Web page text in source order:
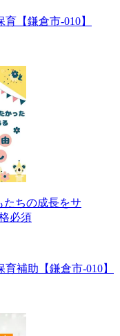
【鎌倉市-010】
たちの成長をサ
必須
補助【鎌倉市-010】